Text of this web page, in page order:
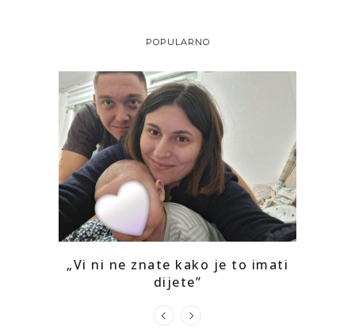
POPULARNO
„Vi ni ne znate kako je to imati
dijete”